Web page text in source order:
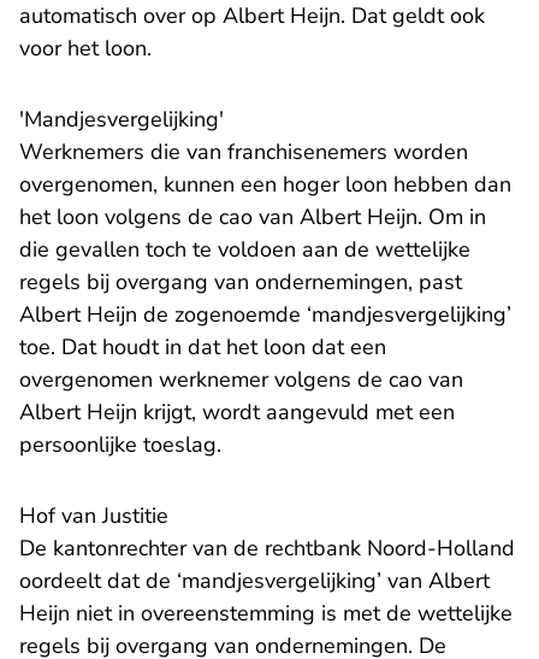
automatisch over op Albert Heijn. Dat geldt ook
voor het loon.
'Mandjesvergelijking'
Werknemers die van franchisenemers worden
overgenomen, kunnen een hoger loon hebben dan
het loon volgens de cao van Albert Heijn. Om in
die gevallen toch te voldoen aan de wettelijke
regels bij overgang van ondernemingen, past
Albert Heijn de zogenoemde ‘mandjesvergelijking’
toe. Dat houdt in dat het loon dat een
overgenomen werknemer volgens de cao van
Albert Heijn krijgt, wordt aangevuld met een
persoonlijke toeslag.
Hof van Justitie
De kantonrechter van de rechtbank Noord-Holland
oordeelt dat de ‘mandjesvergelijking’ van Albert
Heijn niet in overeenstemming is met de wettelijke
regels bij overgang van ondernemingen. De